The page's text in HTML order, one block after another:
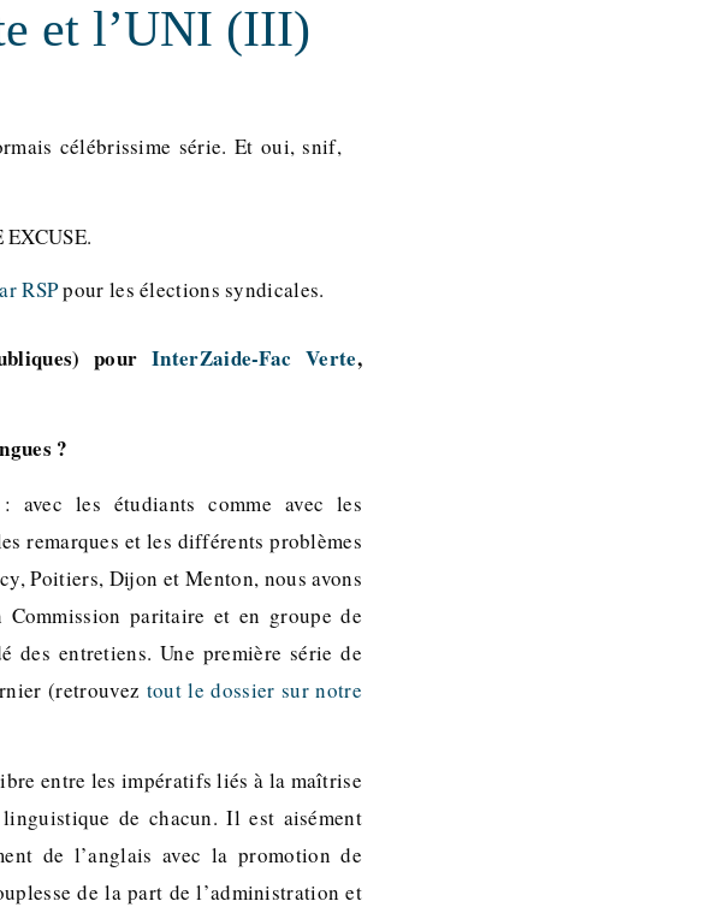
et l’UNI (III)
célébrissime série. Et oui, snif,
RSPpour les élections syndicales.
pourInterZaide-Fac Verte,
?
avec les étudiants comme avec les
remarques et les différents problèmes
Poitiers, Dijon et Menton, nous avons
paritaire et en groupe de
entretiens. Une première série de
(retrouvez tout le dossier sur notre
entre les impératifs liés à la maîtrise
de chacun. Il est aisément
de l’anglais avec la promotion de
de la part de l’administration et